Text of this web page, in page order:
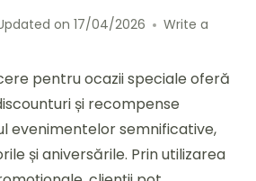
on 17/04/2026
Write a
pentru ocazii speciale oferă
și recompense
evenimentelor semnificative,
și aniversările. Prin utilizarea